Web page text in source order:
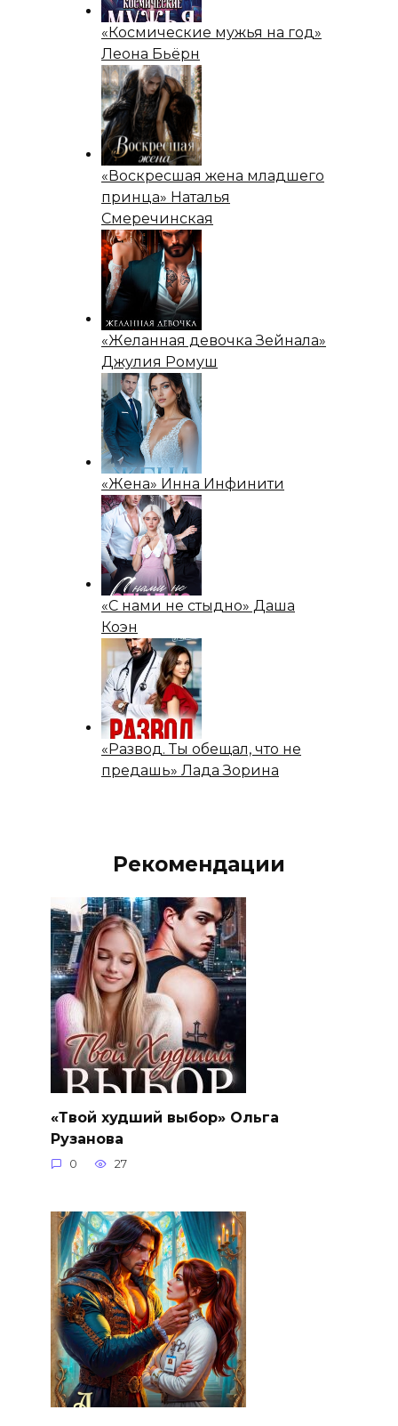
«Космические мужья на год»
Леона Бьёрн
«Воскресшая жена младшего
принца» Наталья
Смеречинская
«Желанная девочка Зейнала»
Джулия Ромуш
«Жена» Инна Инфинити
«С нами не стыдно» Даша
Коэн
«Развод. Ты обещал, что не
предашь» Лада Зорина
Рекомендации
«Твой худший выбор» Ольга
Рузанова
0 27